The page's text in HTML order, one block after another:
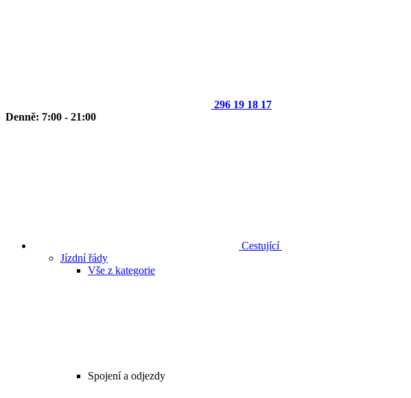
296 19 18 17
Denně: 7:00 - 21:00
Cestující
Jízdní řády
Vše z kategorie
Spojení a odjezdy